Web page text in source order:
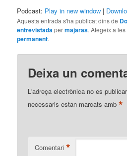
Podcast: Play in new window |
Aquesta entrada s'ha publicat dins de
entrevistadapermajaras. Afegeix a
permanent.
Deixa un
L'adreça electrònica no es
necessaris estan marcats amb*
Comentari *